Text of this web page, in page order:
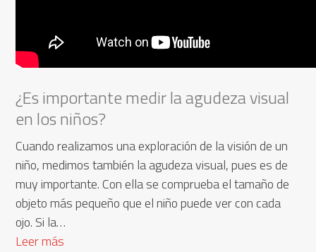
¿Es importante medir la agudeza visual
en los niños?
Cuando realizamos una exploración de la visión de un
niño, medimos también la agudeza visual, pues es de
muy importante. Con ella se comprueba el tamaño de
objeto más pequeño que el niño puede ver con cada
ojo. Si la…
Leer más